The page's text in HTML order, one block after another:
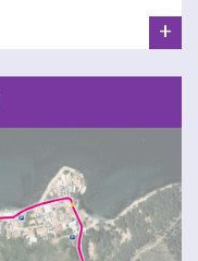
+